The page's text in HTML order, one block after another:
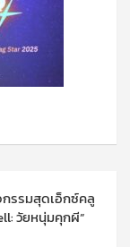
รรมสุดเอ็กซ์คลู
วัยหนุ่มคุกผี”